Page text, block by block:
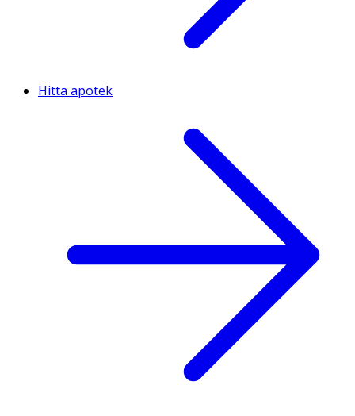
Hitta apotek